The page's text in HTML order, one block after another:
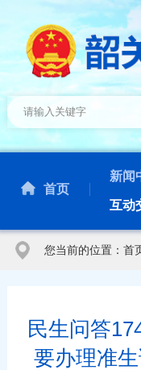
首页
新闻
互动
您当前的位置： 首
民生问答
要办理准